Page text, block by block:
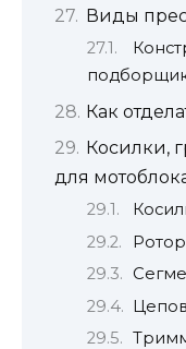
Виды
Как
Косилки,
для